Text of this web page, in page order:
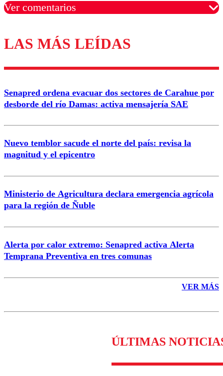
Ver comentarios
Los comentarios son moderados para garantizar un
diálogo respetuoso.
Correo
LAS MÁS LEÍDAS
Senapred ordena evacuar dos sectores de Carahue por
desborde del río Damas: activa mensajería SAE
Nuevo temblor sacude el norte del país: revisa la
magnitud y el epicentro
Ministerio de Agricultura declara emergencia agrícola
para la región de Ñuble
Alerta por calor extremo: Senapred activa Alerta
Temprana Preventiva en tres comunas
VER MÁS
ÚLTIMAS